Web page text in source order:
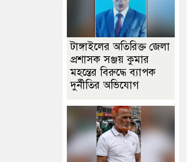
টাঙ্গাইলের অতিরিক্ত জেলা
প্রশাসক সঞ্জয় কুমার
মহন্তের বিরুদ্ধে ব্যাপক
দুর্নীতির অভিযোগ